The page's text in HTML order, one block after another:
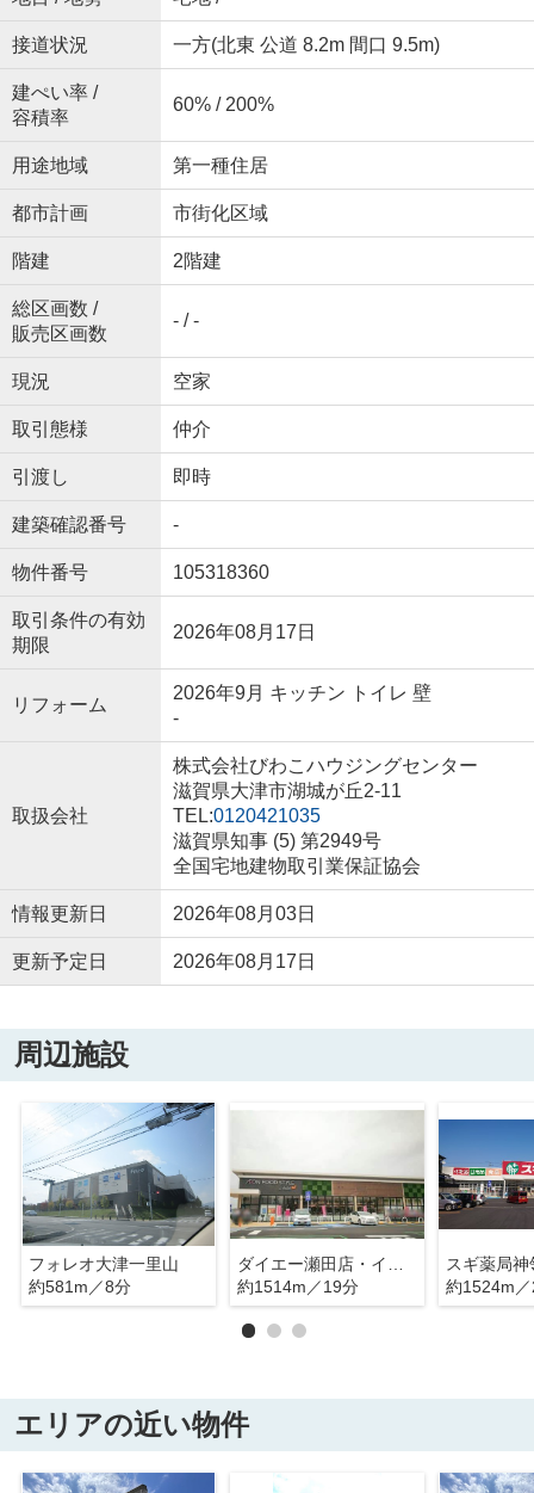
接道状況 一方(北東 公道 8.2m 間口 9.5m)
建ぺい率 /
容積率
60% / 200%
用途地域 第一種住居
都市計画 市街化区域
階建 2階建
総区画数 /
販売区画数
- / -
現況 空家
取引態様 仲介
引渡し 即時
建築確認番号 -
物件番号 105318360
取引条件の有効
期限
2026年08月17日
リフォーム
2026年9月 キッチン トイレ 壁
-
取扱会社
株式会社びわこハウジングセンター
滋賀県大津市湖城が丘2-11
TEL:0120421035
滋賀県知事 (5) 第2949号
全国宅地建物取引業保証協会
情報更新日 2026年08月03日
更新予定日 2026年08月17日
周辺施設
フォレオ大津一里山
約581m／8分
ダイエー瀬田店・イオンフードスタイル
約1514m／19分
スギ薬局神
約1524m
エリアの近い物件